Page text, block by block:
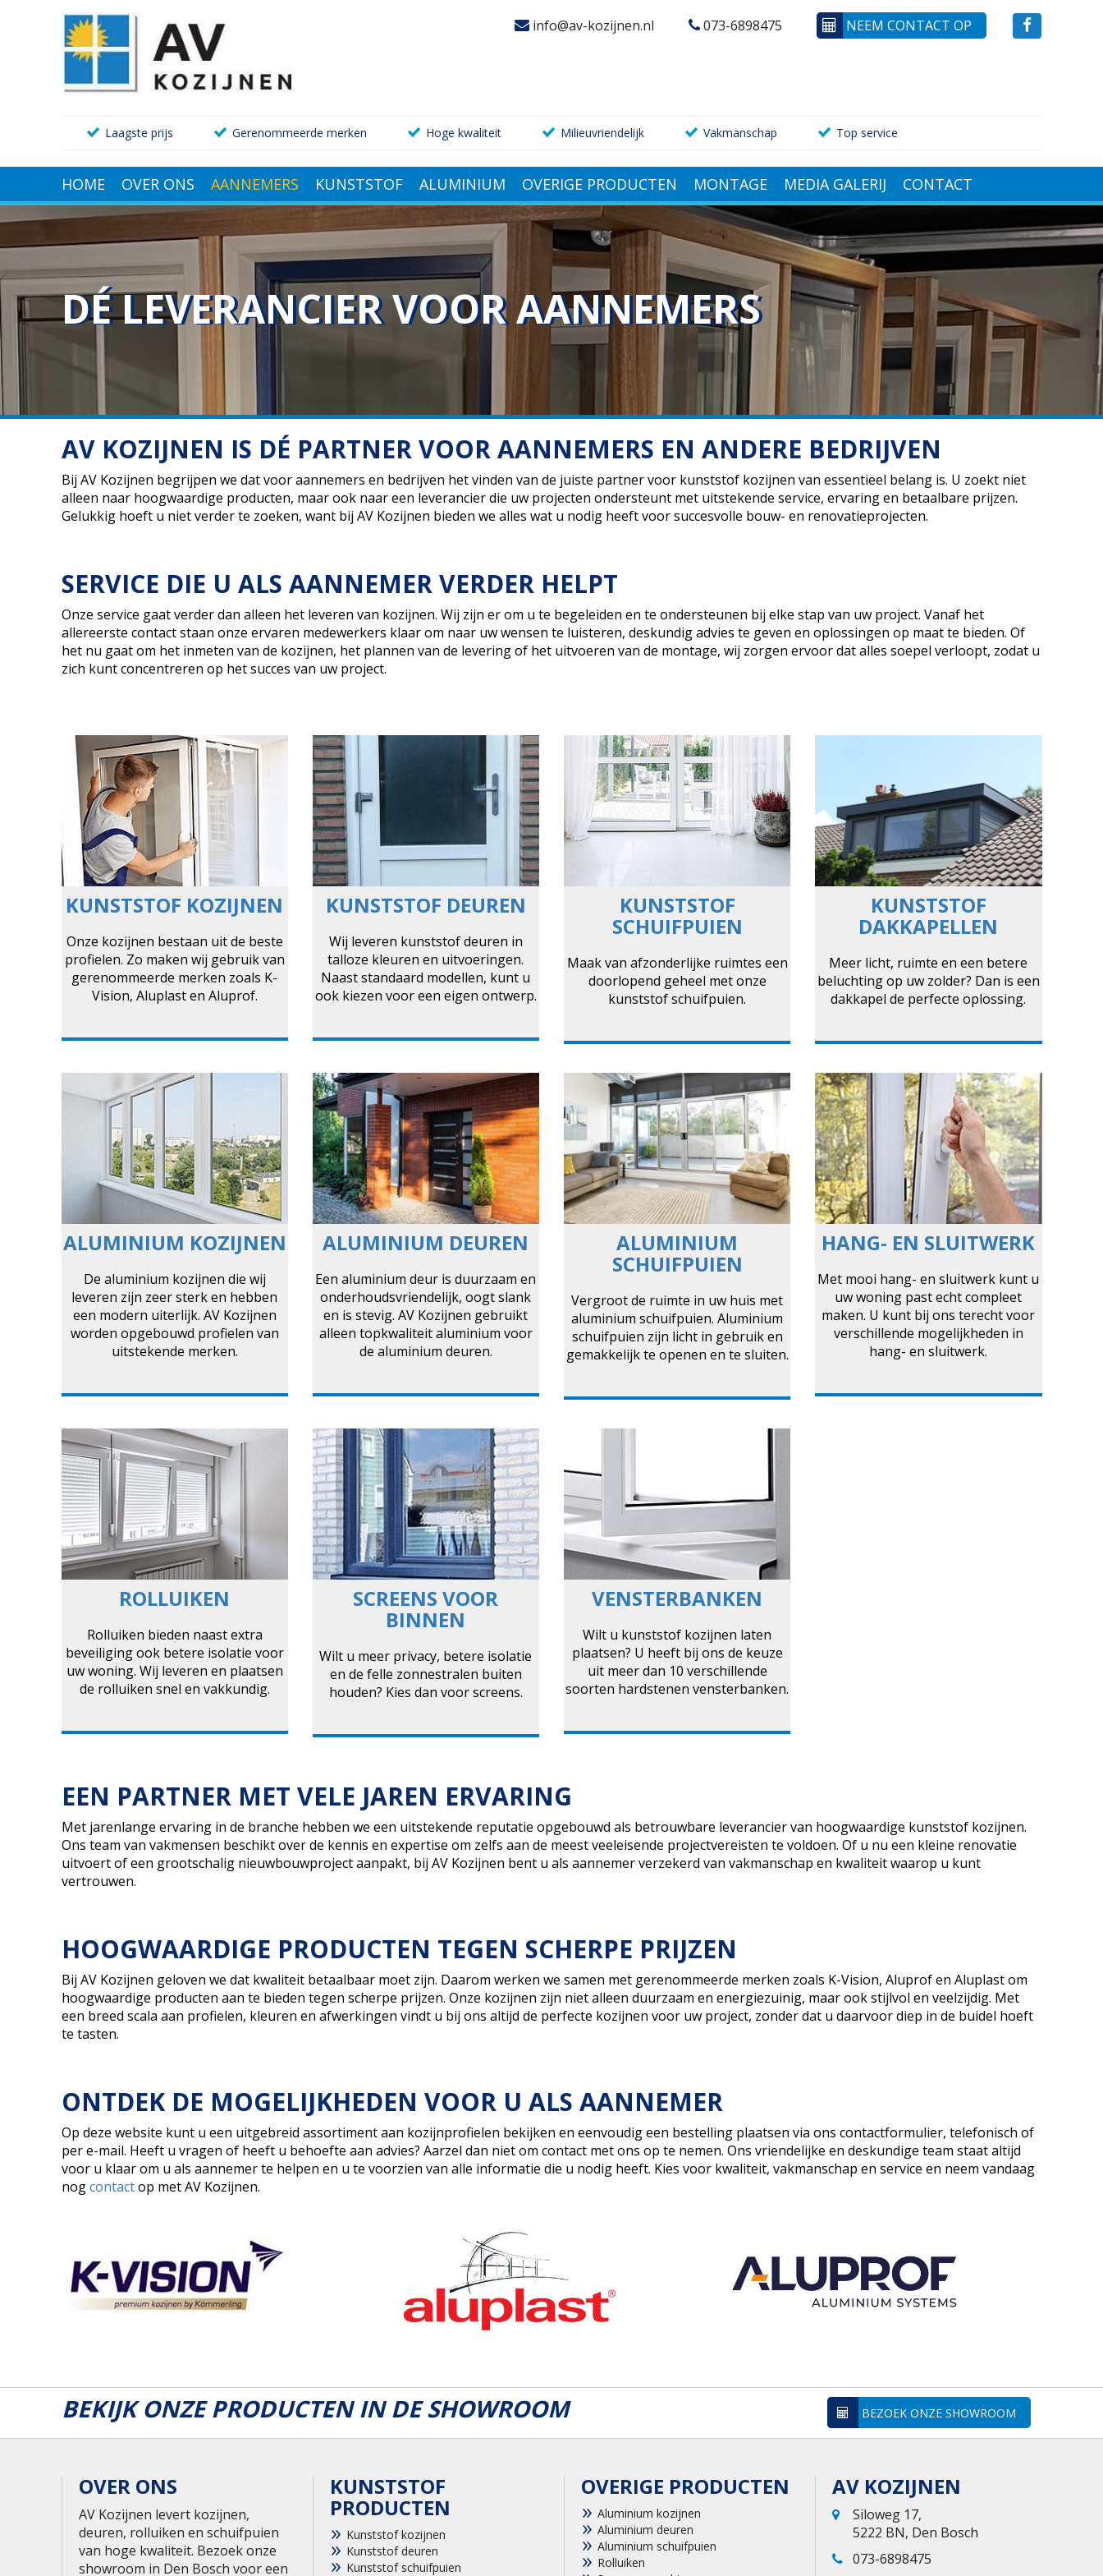
info@av-kozijnen.nl 073-6898475 NEEM CONTACT OP
Laagste prijs Gerenommeerde merken Hoge kwaliteit Milieuvriendelijk Vakmanschap Top service
HOME OVER ONS AANNEMERS KUNSTSTOF ALUMINIUM OVERIGE PRODUCTEN MONTAGE MEDIA GALERIJ CONTACT
DÉ LEVERANCIER VOOR AANNEMERS
AV KOZIJNEN IS DÉ PARTNER VOOR AANNEMERS EN ANDERE BEDRIJVEN
Bij AV Kozijnen begrijpen we dat voor aannemers en bedrijven het vinden van de juiste partner voor kunststof kozijnen van essentieel belang is. U zoekt niet
alleen naar hoogwaardige producten, maar ook naar een leverancier die uw projecten ondersteunt met uitstekende service, ervaring en betaalbare prijzen.
Gelukkig hoeft u niet verder te zoeken, want bij AV Kozijnen bieden we alles wat u nodig heeft voor succesvolle bouw- en renovatieprojecten.
SERVICE DIE U ALS AANNEMER VERDER HELPT
Onze service gaat verder dan alleen het leveren van kozijnen. Wij zijn er om u te begeleiden en te ondersteunen bij elke stap van uw project. Vanaf het
allereerste contact staan onze ervaren medewerkers klaar om naar uw wensen te luisteren, deskundig advies te geven en oplossingen op maat te bieden. Of
het nu gaat om het inmeten van de kozijnen, het plannen van de levering of het uitvoeren van de montage, wij zorgen ervoor dat alles soepel verloopt, zodat u
zich kunt concentreren op het succes van uw project.
KUNSTSTOF KOZIJNEN
Onze kozijnen bestaan uit de beste
profielen. Zo maken wij gebruik van
gerenommeerde merken zoals K-
Vision, Aluplast en Aluprof.
KUNSTSTOF DEUREN
Wij leveren kunststof deuren in
talloze kleuren en uitvoeringen.
Naast standaard modellen, kunt u
ook kiezen voor een eigen ontwerp.
KUNSTSTOF
SCHUIFPUIEN
Maak van afzonderlijke ruimtes een
doorlopend geheel met onze
kunststof schuifpuien.
KUNSTSTOF
DAKKAPELLEN
Meer licht, ruimte en een betere
beluchting op uw zolder? Dan is een
dakkapel de perfecte oplossing.
ALUMINIUM KOZIJNEN
De aluminium kozijnen die wij
leveren zijn zeer sterk en hebben
een modern uiterlijk. AV Kozijnen
worden opgebouwd profielen van
uitstekende merken.
ALUMINIUM DEUREN
Een aluminium deur is duurzaam en
onderhoudsvriendelijk, oogt slank
en is stevig. AV Kozijnen gebruikt
alleen topkwaliteit aluminium voor
de aluminium deuren.
ALUMINIUM
SCHUIFPUIEN
Vergroot de ruimte in uw huis met
aluminium schuifpuien. Aluminium
schuifpuien zijn licht in gebruik en
gemakkelijk te openen en te sluiten.
HANG- EN SLUITWERK
Met mooi hang- en sluitwerk kunt u
uw woning past echt compleet
maken. U kunt bij ons terecht voor
verschillende mogelijkheden in
hang- en sluitwerk.
ROLLUIKEN
Rolluiken bieden naast extra
beveiliging ook betere isolatie voor
uw woning. Wij leveren en plaatsen
de rolluiken snel en vakkundig.
SCREENS VOOR
BINNEN
Wilt u meer privacy, betere isolatie
en de felle zonnestralen buiten
houden? Kies dan voor screens.
VENSTERBANKEN
Wilt u kunststof kozijnen laten
plaatsen? U heeft bij ons de keuze
uit meer dan 10 verschillende
soorten hardstenen vensterbanken.
EEN PARTNER MET VELE JAREN ERVARING
Met jarenlange ervaring in de branche hebben we een uitstekende reputatie opgebouwd als betrouwbare leverancier van hoogwaardige kunststof kozijnen.
Ons team van vakmensen beschikt over de kennis en expertise om zelfs aan de meest veeleisende projectvereisten te voldoen. Of u nu een kleine renovatie
uitvoert of een grootschalig nieuwbouwproject aanpakt, bij AV Kozijnen bent u als aannemer verzekerd van vakmanschap en kwaliteit waarop u kunt
vertrouwen.
HOOGWAARDIGE PRODUCTEN TEGEN SCHERPE PRIJZEN
Bij AV Kozijnen geloven we dat kwaliteit betaalbaar moet zijn. Daarom werken we samen met gerenommeerde merken zoals K-Vision, Aluprof en Aluplast om
hoogwaardige producten aan te bieden tegen scherpe prijzen. Onze kozijnen zijn niet alleen duurzaam en energiezuinig, maar ook stijlvol en veelzijdig. Met
een breed scala aan profielen, kleuren en afwerkingen vindt u bij ons altijd de perfecte kozijnen voor uw project, zonder dat u daarvoor diep in de buidel hoeft
te tasten.
ONTDEK DE MOGELIJKHEDEN VOOR U ALS AANNEMER
Op deze website kunt u een uitgebreid assortiment aan kozijnprofielen bekijken en eenvoudig een bestelling plaatsen via ons contactformulier, telefonisch of
per e-mail. Heeft u vragen of heeft u behoefte aan advies? Aarzel dan niet om contact met ons op te nemen. Ons vriendelijke en deskundige team staat altijd
voor u klaar om u als aannemer te helpen en u te voorzien van alle informatie die u nodig heeft. Kies voor kwaliteit, vakmanschap en service en neem vandaag
nogcontactop met AV Kozijnen.
BEKIJK ONZE PRODUCTEN IN DE SHOWROOM BEZOEK ONZE SHOWROOM
OVER ONS
AV Kozijnen levert kozijnen,
deuren, rolluiken en schuifpuien
van hoge kwaliteit. Bezoek onze
showroom in Den Bosch voor een
KUNSTSTOF
PRODUCTEN
Kunststof kozijnen
Kunststof deuren
Kunststof schuifpuien
OVERIGE PRODUCTEN
Aluminium kozijnen
Aluminium deuren
Aluminium schuifpuien
Rolluiken
AV KOZIJNEN
Siloweg 17,
5222 BN, Den Bosch
073-6898475